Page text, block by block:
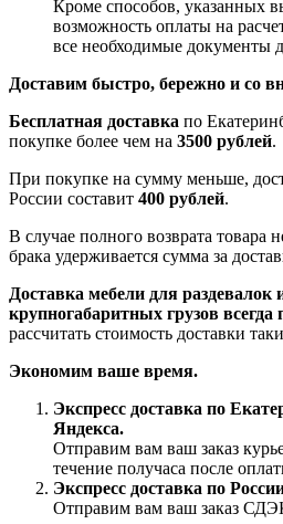
Кроме способов, указанных
возможность оплаты на
все необходимые документы
Доставим быстро, бережно и со
Бесплатная доставка по
покупке более чем на 3500 рублей.
При покупке на сумму меньше,
России составит 400 рублей.
В случае полного возврата товара
брака удерживается сумма за
Доставка мебели для раздевалок
крупногабаритных грузов всегда
рассчитать стоимость доставки
Экономим ваше время.
Экспресс доставка по
Яндекса.
Отправим вам ваш заказ
течение получаса после
Экспресс доставка по
Отправим вам ваш заказ